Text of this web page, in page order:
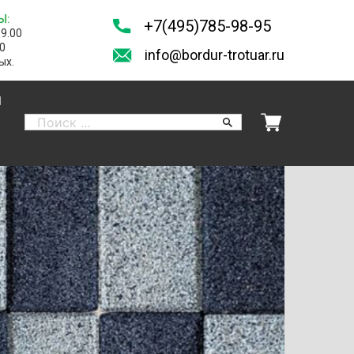
+7(495)785-98-95
info@bordur-trotuar.ru